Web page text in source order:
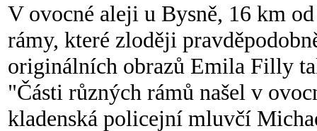
V ovocné aleji u Bysně, 16 km
rámy, které zloději
originálních obrazů Emila Filly
"Části různých rámů našel v
kladenská policejní mluvčí